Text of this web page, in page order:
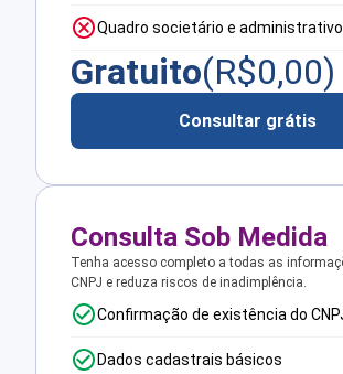
Quadro societário e administrativo
Gratuito(R$0,00)
Consultar grátis
Consulta Sob Medida
Tenha acesso completo a todas as
CNPJ e reduza riscos de inadimplência.
Confirmação de existência do
Dados cadastrais básicos